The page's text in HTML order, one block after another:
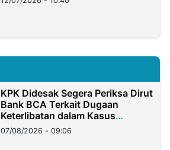
KPK Didesak Segera Periksa Dirut
Bank BCA Terkait Dugaan
Keterlibatan dalam Kasus
Hilangnya Dana Nasabah Rp2,58
Miliar
07/08/2026 - 09:06